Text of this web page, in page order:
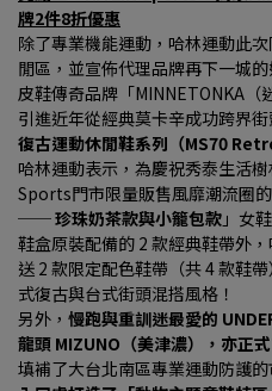
牌2件8折優惠
除了專業機能運動，哈林運動此
閒區，並宣佈代理品牌再下一城
皮鞋傳奇品牌「MINNETONKA（
引進近年從經典莫卡辛成功跨界
復古運動休閒鞋系列（MS70
哈林運動表示，為慶祝秀泰生活
Sports門市限量販售風靡潮流圈
── 珍珠奶茶款與小籠包款 」女
鞋盒原裝配備的 2 款經典鞋帶外
送 2 款限定配色鞋帶（共 4 款鞋
式復古與台式街頭混搭風格！
另外， 慢跑與重訓迷最愛的
龍頭 MIZUNO（美津濃），亦正
填補了大台北南區專業運動防護的